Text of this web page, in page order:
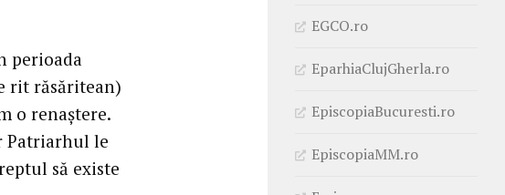
perioada
rit răsăritean)
o renaştere.
Patriarhul le
să existe
EGCO.ro
EparhiaClujGherla.ro
EpiscopiaBucuresti.ro
EpiscopiaMM.ro